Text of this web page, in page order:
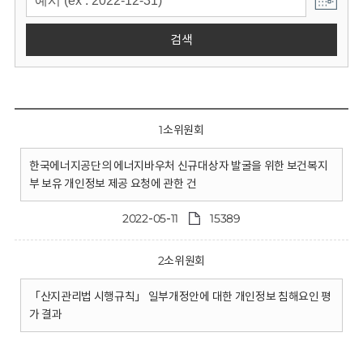
검색
1소위원회
한국에너지공단의 에너지바우처 신규대상자 발굴을 위한 보건복지
부 보유 개인정보 제공 요청에 관한 건
2022-05-11 15389
2소위원회
「산지관리법 시행규칙」 일부개정안에 대한 개인정보 침해요인 평
가 결과